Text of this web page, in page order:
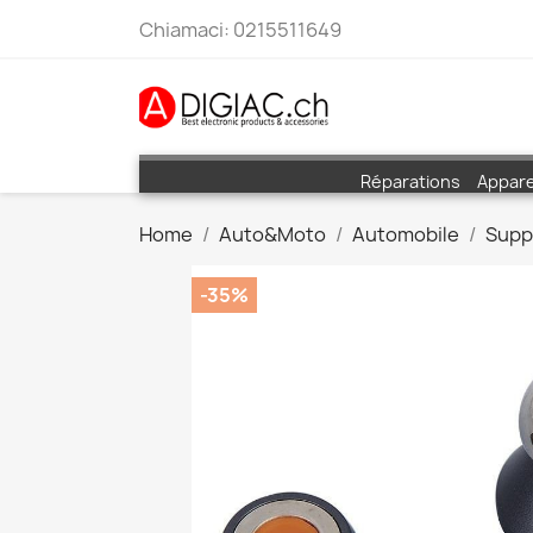
Chiamaci: 0215511649
Réparations
Home Auto&Moto Automobile
-35%